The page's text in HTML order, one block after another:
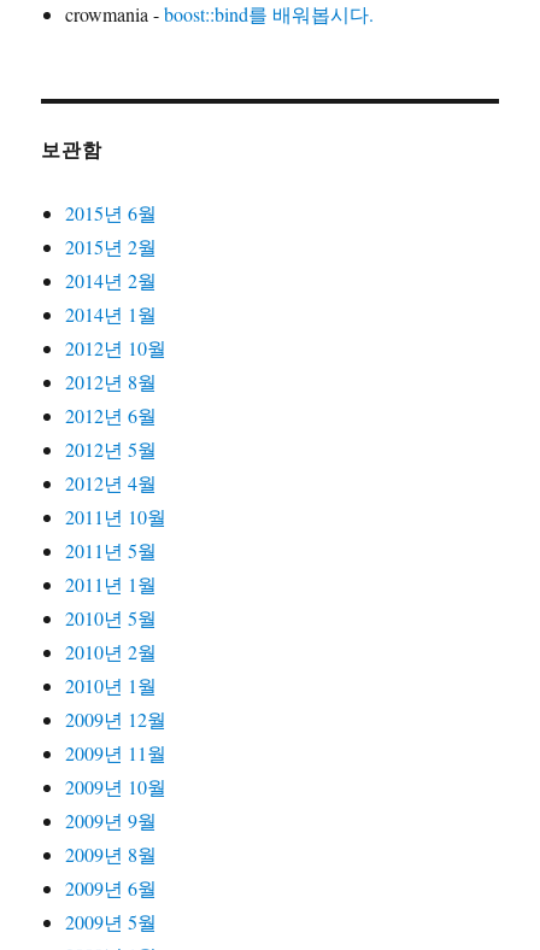
crowmania-boost::bind를 배워봅시다.
보관함
2015년 6월
2015년 2월
2014년 2월
2014년 1월
2012년 10월
2012년 8월
2012년 6월
2012년 5월
2012년 4월
2011년 10월
2011년 5월
2011년 1월
2010년 5월
2010년 2월
2010년 1월
2009년 12월
2009년 11월
2009년 10월
2009년 9월
2009년 8월
2009년 6월
2009년 5월